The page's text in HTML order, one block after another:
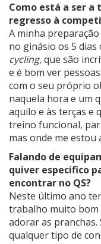
Como está a ser a
regresso à
A minha
no ginásio os 5 dias
cycling, que são
e é bom ver
com o seu próprio
naquela hora e um
aquilo e às terças e
treino funcional,
mas onde me estou
Falando de
quiver especifico
encontrar no QS?
Neste último ano
trabalho muito bom
adorar as
qualquer tipo de